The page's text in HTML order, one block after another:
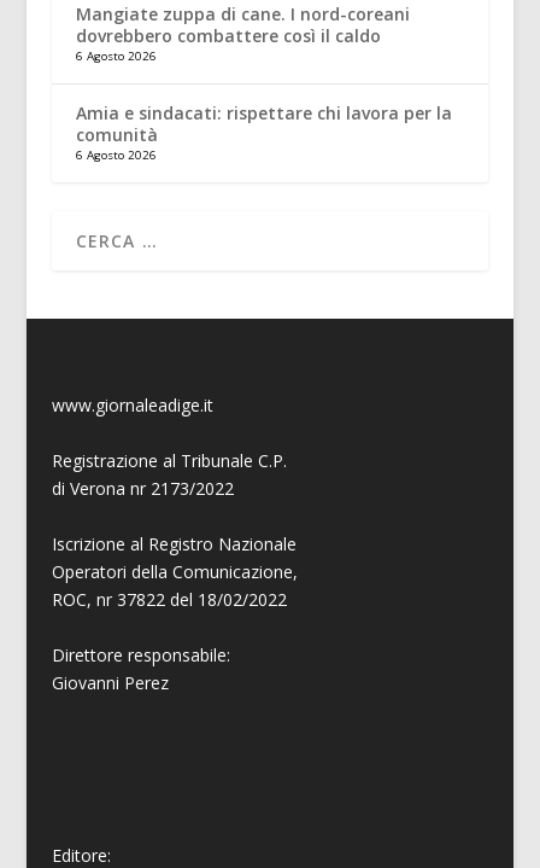
Mangiate zuppa di cane. I nord-coreani
dovrebbero combattere così il caldo
6 Agosto 2026
Amia e sindacati: rispettare chi lavora per la
comunità
6 Agosto 2026
www.giornaleadige.it
Registrazione al Tribunale C.P.
di Verona nr 2173/2022
Iscrizione al Registro Nazionale
Operatori della Comunicazione,
ROC, nr 37822 del 18/02/2022
Direttore responsabile:
Giovanni Perez
Editore: